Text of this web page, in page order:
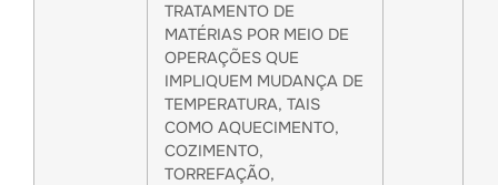
TRATAMENTO DE
MATÉRIAS POR MEIO DE
OPERAÇÕES QUE
IMPLIQUEM MUDANÇA DE
TEMPERATURA, TAIS
COMO AQUECIMENTO,
COZIMENTO,
TORREFAÇÃO,